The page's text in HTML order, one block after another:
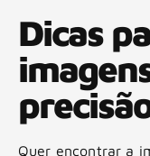
Dicas
Quer encontrar a